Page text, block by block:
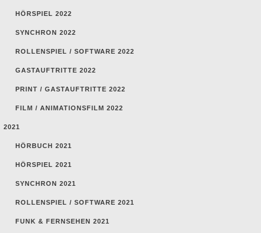
HÖRSPIEL 2022
SYNCHRON 2022
ROLLENSPIEL / SOFTWARE 2022
GASTAUFTRITTE 2022
PRINT / GASTAUFTRITTE 2022
FILM / ANIMATIONSFILM 2022
2021
HÖRBUCH 2021
HÖRSPIEL 2021
SYNCHRON 2021
ROLLENSPIEL / SOFTWARE 2021
FUNK & FERNSEHEN 2021